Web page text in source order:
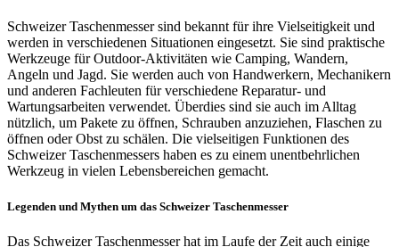
Schweizer Taschenmesser sind bekannt für ihre Vielseitigkeit und
werden in verschiedenen Situationen eingesetzt. Sie sind praktische
Werkzeuge für Outdoor-Aktivitäten wie Camping, Wandern,
Angeln und Jagd. Sie werden auch von Handwerkern, Mechanikern
und anderen Fachleuten für verschiedene Reparatur- und
Wartungsarbeiten verwendet. Überdies sind sie auch im Alltag
nützlich, um Pakete zu öffnen, Schrauben anzuziehen, Flaschen zu
öffnen oder Obst zu schälen. Die vielseitigen Funktionen des
Schweizer Taschenmessers haben es zu einem unentbehrlichen
Werkzeug in vielen Lebensbereichen gemacht.
Legenden und Mythen um das Schweizer Taschenmesser
Das Schweizer Taschenmesser hat im Laufe der Zeit auch einige